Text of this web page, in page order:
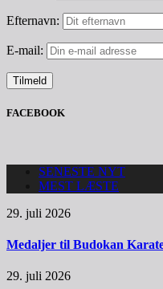
Efternavn:
E-mail:
FACEBOOK
SENESTE NYT
MEST LÆSTE
29. juli 2026
Medaljer til Budokan
29. juli 2026